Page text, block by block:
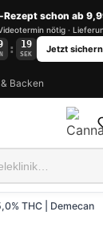
Rezept schon ab
nötig ·
: 19
SEK Jetzt sichern
Backen
THC | Demecan